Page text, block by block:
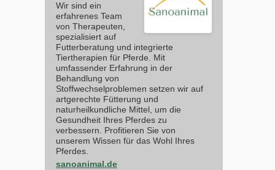
Wir sind ein
erfahrenes Team
von Therapeuten,
spezialisiert auf
Futterberatung und integrierte
Tiertherapien für Pferde. Mit
umfassender Erfahrung in der
Behandlung von
Stoffwechselproblemen setzen wir auf
artgerechte Fütterung und
naturheilkundliche Mittel, um die
Gesundheit Ihres Pferdes zu
verbessern. Profitieren Sie von
unserem Wissen für das Wohl Ihres
Pferdes.
sanoanimal.de